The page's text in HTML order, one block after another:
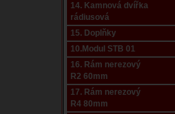
14. Kamnová dvířka
rádiusová
15. Doplňky
10.Modul STB 01
16. Rám nerezový
R2 60mm
17. Rám nerezový
R4 80mm